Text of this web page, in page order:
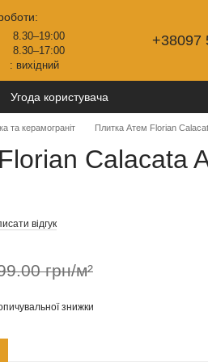
8.30–19:00
8.30–17:00
: вихідний
+38097
Угода користувача
та керамограніт Плитка Атем Florian
Calacata
відгук
грн/м²
знижки